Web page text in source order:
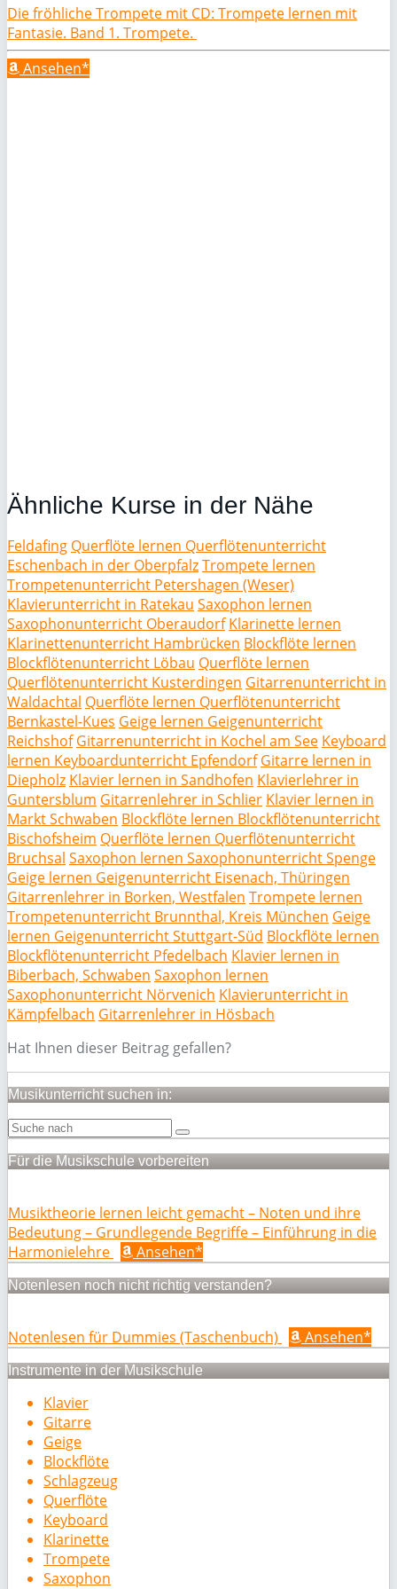
Die fröhliche Trompete mit CD: Trompete lernen mit
Fantasie. Band 1. Trompete.
Ansehen*
Ähnliche Kurse in der Nähe
Feldafing Querflöte lernen Querflötenunterricht
Eschenbach in der OberpfalzTrompete lernen
Trompetenunterricht Petershagen (Weser)
Klavierunterricht in Ratekau Saxophon lernen
Saxophonunterricht Oberaudorf Klarinette lernen
Klarinettenunterricht Hambrücken Blockflöte lernen
Blockflötenunterricht Löbau Querflöte lernen
Querflötenunterricht Kusterdingen Gitarrenunterricht in
Waldachtal Querflöte lernen Querflötenunterricht
Bernkastel-Kues Geige lernen Geigenunterricht
Reichshof Gitarrenunterricht in Kochel am See Keyboard
lernen Keyboardunterricht Epfendorf Gitarre lernen in
Diepholz Klavier lernen in Sandhofen Klavierlehrer in
Guntersblum Gitarrenlehrer in Schlier Klavier lernen in
Markt Schwaben Blockflöte lernen Blockflötenunterricht
Bischofsheim Querflöte lernen Querflötenunterricht
Bruchsal Saxophon lernen Saxophonunterricht Spenge
Geige lernen Geigenunterricht Eisenach, Thüringen
Gitarrenlehrer in Borken, Westfalen Trompete lernen
Trompetenunterricht Brunnthal, Kreis München Geige
lernen Geigenunterricht Stuttgart-Süd Blockflöte lernen
Blockflötenunterricht Pfedelbach Klavier lernen in
Biberbach, Schwaben Saxophon lernen
Saxophonunterricht Nörvenich Klavierunterricht in
Kämpfelbach Gitarrenlehrer in Hösbach
Hat Ihnen dieser Beitrag gefallen?
Musikunterricht suchen in:
Für die Musikschule vorbereiten
Musiktheorie lernen leicht gemacht – Noten und ihre
Bedeutung – Grundlegende Begriffe – Einführung in die
Harmonielehre
Ansehen*
Notenlesen noch nicht richtig verstanden?
Notenlesen für Dummies (Taschenbuch) Ansehen*
Instrumente in der Musikschule
Klavier
Gitarre
Geige
Blockflöte
Schlagzeug
Querflöte
Keyboard
Klarinette
Trompete
Saxophon